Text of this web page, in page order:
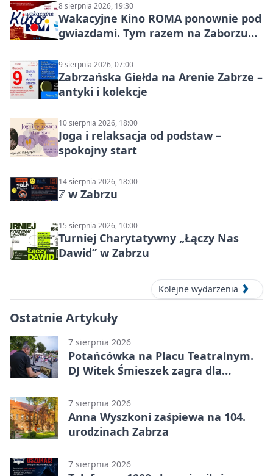
8 sierpnia 2026, 19:30
Wakacyjne Kino ROMA ponownie pod
gwiazdami. Tym razem na Zaborzu
9 sierpnia 2026, 07:00
Zabrzańska Giełda na Arenie Zabrze –
antyki i kolekcje
10 sierpnia 2026, 18:00
Joga i relaksacja od podstaw –
spokojny start
14 sierpnia 2026, 18:00
ℤ w Zabrzu
15 sierpnia 2026, 10:00
Turniej Charytatywny „Łączy Nas
Dawid” w Zabrzu
Kolejne wydarzenia
Ostatnie Artykuły
7 sierpnia 2026
Potańcówka na Placu Teatralnym.
DJ Witek Śmieszek zagra dla
7 sierpnia 2026
Anna Wyszkoni zaśpiewa na 104.
urodzinach Zabrza
7 sierpnia 2026